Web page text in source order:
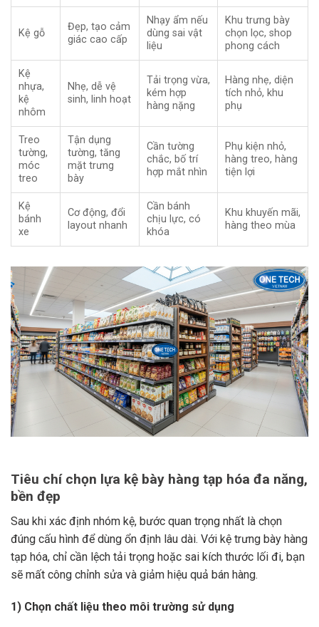
Kệ gỗ
Đẹp, tạo cảm
giác cao cấp
Nhạy ẩm nếu
dùng sai vật
liệu
Khu trưng bày
chọn lọc, shop
phong cách
Kệ
nhựa,
kệ
nhôm
Nhẹ, dễ vệ
sinh, linh hoạt
Tải trọng vừa,
kém hợp
hàng nặng
Hàng nhẹ, diện
tích nhỏ, khu
phụ
Treo
tường,
móc
treo
Tận dụng
tường, tăng
mặt trưng
bày
Cần tường
chắc, bố trí
hợp mắt nhìn
Phụ kiện nhỏ,
hàng treo, hàng
tiện lợi
Kệ
bánh
xe
Cơ động, đổi
layout nhanh
Cần bánh
chịu lực, có
khóa
Khu khuyến mãi,
hàng theo mùa
Tiêu chí chọn lựa kệ bày hàng tạp hóa đa năng,
bền đẹp
Sau khi xác định nhóm kệ, bước quan trọng nhất là chọn
đúng cấu hình để dùng ổn định lâu dài. Với kệ trưng bày hàng
tạp hóa, chỉ cần lệch tải trọng hoặc sai kích thước lối đi, bạn
sẽ mất công chỉnh sửa và giảm hiệu quả bán hàng.
1) Chọn chất liệu theo môi trường sử dụng